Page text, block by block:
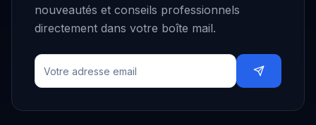
nouveautés et conseils professionnels
directement dans votre boîte mail.